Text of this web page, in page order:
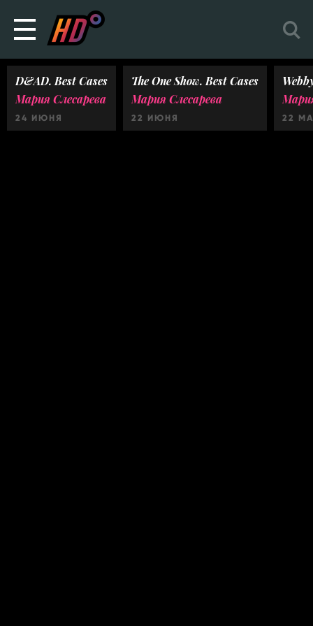
D&AD. Best Cases
Мария Слесарева
24 ИЮНЯ
The One Show. Best Cases
Мария Слесарева
22 ИЮНЯ 22